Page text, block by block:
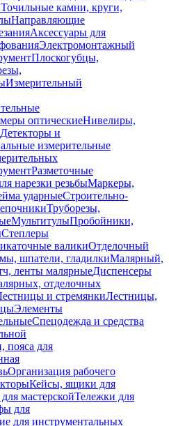
Точильные камни, круги,
Направляющие
Аксессуары для
Электромонтажный
Плоскогубцы,
Измерительный
оптическиеНивелиры,
Детекторы и
измерительные
Разметочные
нарезки резьбыМаркеры,
ударныеСтроительно-
Труборезы,
МультитулыПробойники,
Степлеры
валикиОтделочный
шпатели, гладилкиМалярный,
ленты малярныеДиспенсеры
отделочных
и стремянкиЛестницы,
Элементы
Спецодежда и средства
пояса для
Организация рабочего
Кейсы, ящики для
мастерскойТележки для
для
для инструментальных